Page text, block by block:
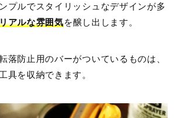
プルでスタイリッシュなデザインが多
アルな雰囲気を醸し出します。
落防止用のバーがついているものは、
具を収納できます。